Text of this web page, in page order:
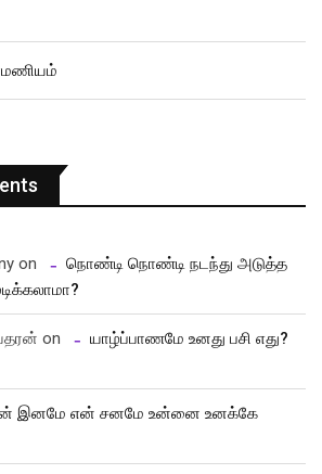
on
நொண்டி நொண்டி நடந்து அடுத்த
on
யாழ்ப்பாணமே உனது பசி எது?
இனமே என் சனமே உன்னை உனக்கே